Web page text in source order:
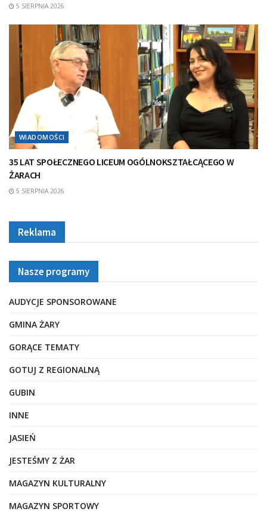
5 SIERPNIA 2026
WIADOMOŚCI
35 LAT SPOŁECZNEGO LICEUM OGÓLNOKSZTAŁCĄCEGO W
ŻARACH
5 SIERPNIA 2026
Reklama
Nasze programy
AUDYCJE SPONSOROWANE
GMINA ŻARY
GORĄCE TEMATY
GOTUJ Z REGIONALNĄ
GUBIN
INNE
JASIEŃ
JESTEŚMY Z ŻAR
MAGAZYN KULTURALNY
MAGAZYN SPORTOWY